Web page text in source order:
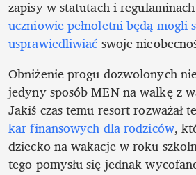
uczniowie pełnoletni będą mogli
usprawiedliwiać swoje
Obniżenie progu dozwolonych
jedyny sposób MEN na walkę z
Jakiś czas temu resort rozważał
kar finansowych dla rodziców,
dziecko na wakacje w roku
tego pomysłu się jednak